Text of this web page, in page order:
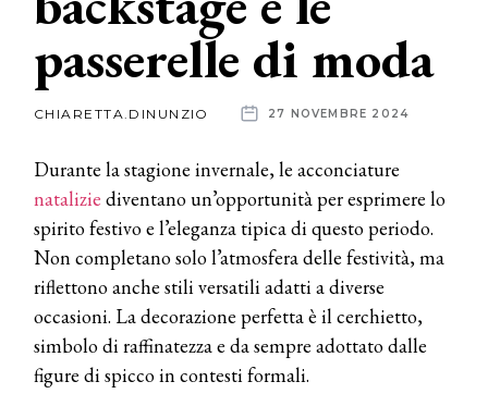
News
dalle
passerelle di moda
CHIARETTA.DINUNZIO 27 NOVEMBRE 2024
Durante la stagione invernale, le acconciature
natalizie diventano un’opportunità per esprimere lo
spirito festivo e l’eleganza tipica di questo periodo.
Non completano solo l’atmosfera delle festività, ma
riflettono anche stili versatili adatti a diverse
occasioni. La decorazione perfetta è il cerchietto,
simbolo di raffinatezza e da sempre adottato dalle
figure di spicco in contesti formali.